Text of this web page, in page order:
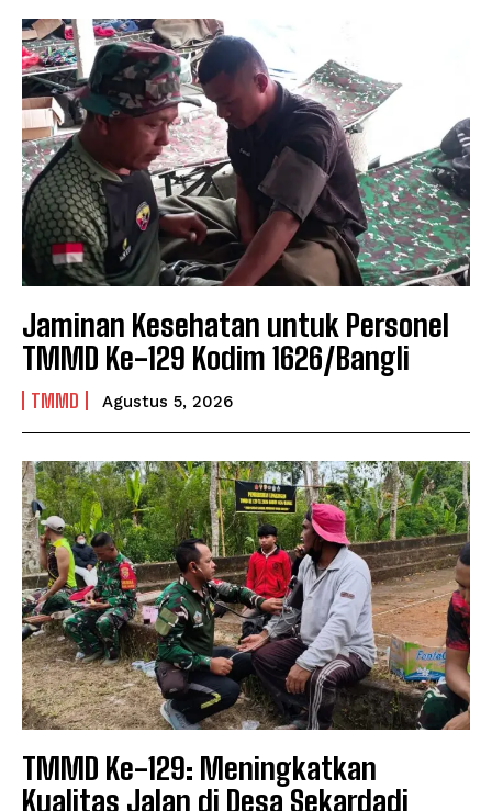
Jaminan Kesehatan untuk Personel
TMMD Ke-129 Kodim 1626/Bangli
TMMD Agustus 5, 2026
TMMD Ke-129: Meningkatkan
Kualitas Jalan di Desa Sekardadi